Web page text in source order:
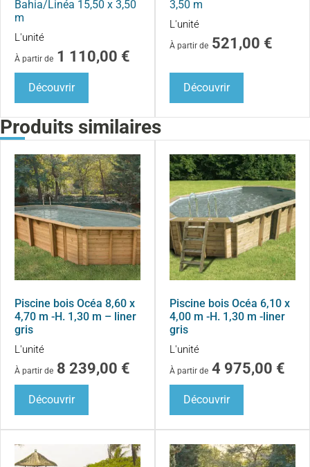
Bahia/Linéa 15,50 x 3,50
m
L'unité
À partir de 1 110,00 €
Découvrir
3,50 m
L'unité
À partir de 521,00 €
Découvrir
Produits similaires
Piscine bois Océa 8,60 x
4,70 m -H. 1,30 m – liner
gris
L'unité
À partir de 8 239,00 €
Découvrir
Piscine bois Océa 6,10 x
4,00 m -H. 1,30 m -liner
gris
L'unité
À partir de 4 975,00 €
Découvrir